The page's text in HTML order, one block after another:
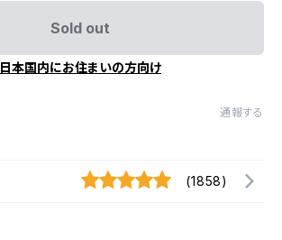
Sold out
日本国内にお住まいの方向け
通報する
(1858)